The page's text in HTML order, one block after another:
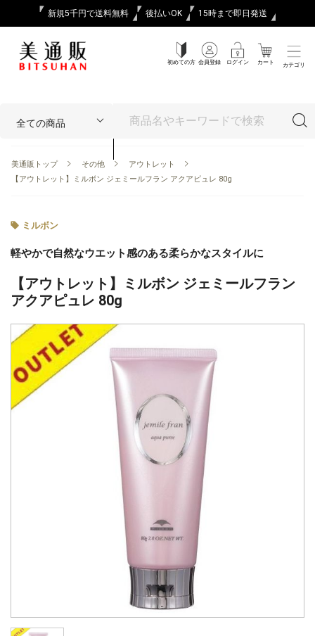
新規5千円で送料無料 後払いOK 15時まで即日発送
初めての方 会員登録 ログイン カート カテゴリ
美通販トップ その他
アウトレット
【アウトレット】ミルボン ジェミールフラン アクアピュレ 80g
ミルボン
軽やかで自然なウエット感のある柔らかなスタイルに
【アウトレット】ミルボン ジェミールフラン
アクアピュレ 80g